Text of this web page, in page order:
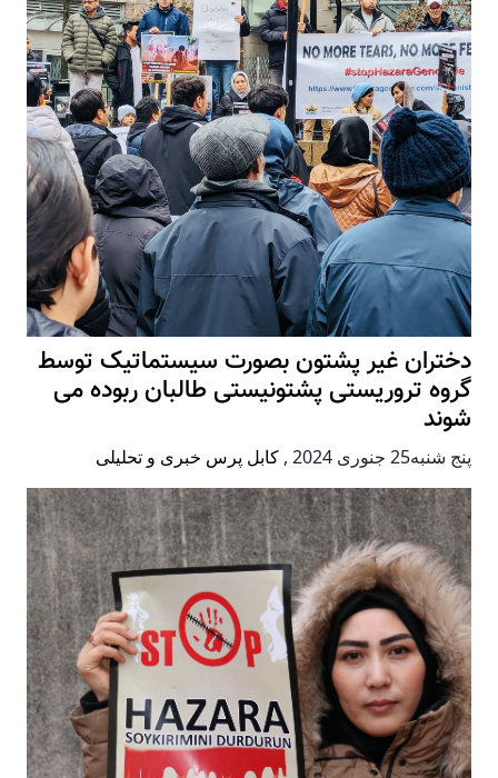
دختران غیر پشتون بصورت سیستماتیک توسط
گروه تروریستی پشتونیستی طالبان ربوده می
شوند
پنج شنبه25 جنوری 2024 , کابل پرس خبری و تحلیلی